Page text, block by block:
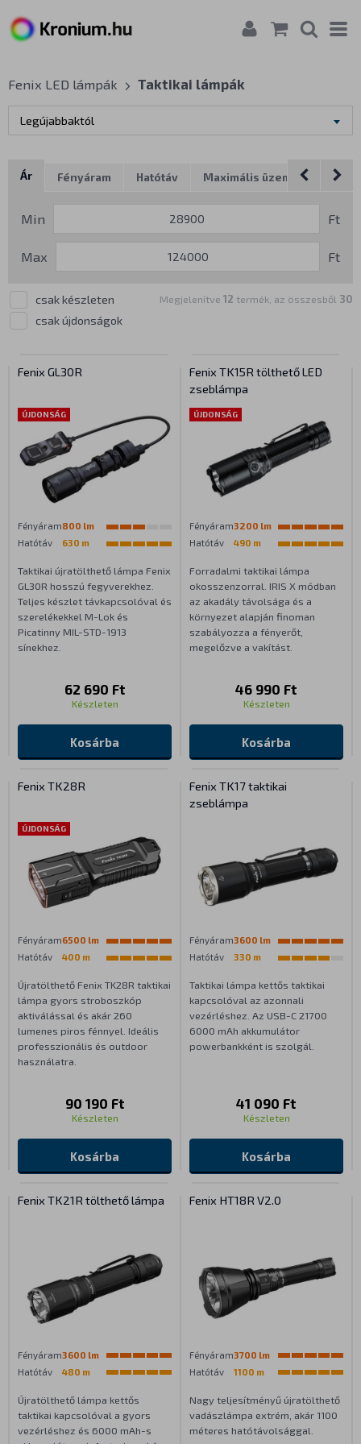
Fenix LED lámpák Taktikai lámpák
Legújabbaktól
Ár Fényáram Hatótáv Maximális üzemidő
Min Ft
Max Ft
Megjelenítve 12 termék, az összesből 30
csak készleten
csak újdonságok
Fenix GL30R
ÚJDONSÁG
Fényáram800 lm
Hatótáv
630 m
Taktikai újratölthető lámpa Fenix
GL30R hosszú fegyverekhez.
Teljes készlet távkapcsolóval és
szerelékekkel M-Lok és
Picatinny MIL-STD-1913
sínekhez.
62 690 Ft
Készleten
Kosárba
Fenix TK15R tölthető LED
zseblámpa
ÚJDONSÁG
Fényáram3200 lm
Hatótáv
490 m
Forradalmi taktikai lámpa
okosszenzorral. IRIS X módban
az akadály távolsága és a
környezet alapján finoman
szabályozza a fényerőt,
megelőzve a vakítást.
46 990 Ft
Készleten
Kosárba
Fenix TK28R
ÚJDONSÁG
Fényáram6500 lm
Hatótáv
400 m
Újratölthető Fenix TK28R taktikai
lámpa gyors stroboszkóp
aktiválással és akár 260
lumenes piros fénnyel. Ideális
professzionális és outdoor
használatra.
90 190 Ft
Készleten
Kosárba
Fenix TK17 taktikai
zseblámpa
Fényáram3600 lm
Hatótáv
330 m
Taktikai lámpa kettős taktikai
kapcsolóval az azonnali
vezérléshez. Az USB-C 21700
6000 mAh akkumulátor
powerbankként is szolgál.
41 090 Ft
Készleten
Kosárba
Fenix TK21R tölthető lámpa
Fényáram3600 lm
Hatótáv
480 m
Újratölthető lámpa kettős
taktikai kapcsolóval a gyors
vezérléshez és 6000 mAh-s
Fenix HT18R V2.0
Fényáram3700 lm
Hatótáv
1100 m
Nagy teljesítményű újratölthető
vadászlámpa extrém, akár 1100
méteres hatótávolsággal.